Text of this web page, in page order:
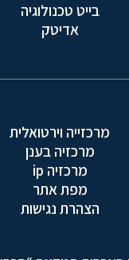
בייט טכנולוגיה
אדיטק
מרכזייה וירטואלית
מרכזיה בענן
מרכזיה ip
מפת אתר
הצהרת נגישות